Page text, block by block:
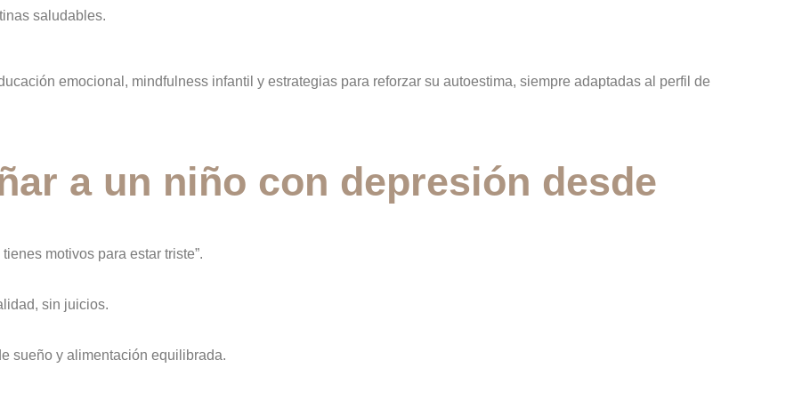
saludables.
emocional, mindfulness infantil y estrategias para reforzar su autoestima, siempre adaptadas al perfil de
a un niño con depresión desde
motivos para estar triste”.
sin juicios.
sueño y alimentación equilibrada.